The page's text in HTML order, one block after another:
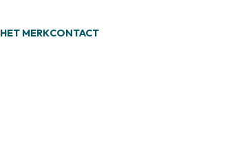
HET MERKCONTACT